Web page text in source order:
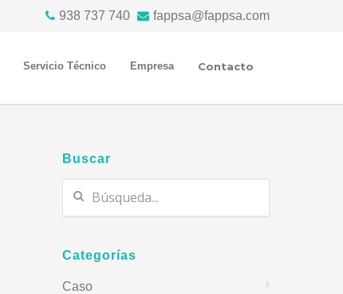
938 737 740 fappsa@fappsa.com
Servicio Técnico Empresa Contacto
Buscar
Categorías
Caso